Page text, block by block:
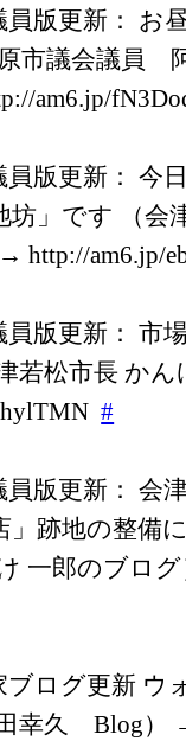
員版更新： お
市議会議員
am6.jp/f
員版更新： 今
坊」です （
http://am6.jp/e
員版更新： 市
若松市長 か
ylTMN #
員版更新： 会
」跡地の整備
一郎のブロ
ブログ更新 ウ
幸久 Blog）